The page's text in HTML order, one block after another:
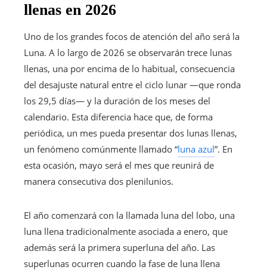
llenas en 2026
Uno de los grandes focos de atención del año será la
Luna. A lo largo de 2026 se observarán trece lunas
llenas, una por encima de lo habitual, consecuencia
del desajuste natural entre el ciclo lunar —que ronda
los 29,5 días— y la duración de los meses del
calendario. Esta diferencia hace que, de forma
periódica, un mes pueda presentar dos lunas llenas,
un fenómeno comúnmente llamado “luna azul”. En
esta ocasión, mayo será el mes que reunirá de
manera consecutiva dos plenilunios.
El año comenzará con la llamada luna del lobo, una
luna llena tradicionalmente asociada a enero, que
además será la primera superluna del año. Las
superlunas ocurren cuando la fase de luna llena